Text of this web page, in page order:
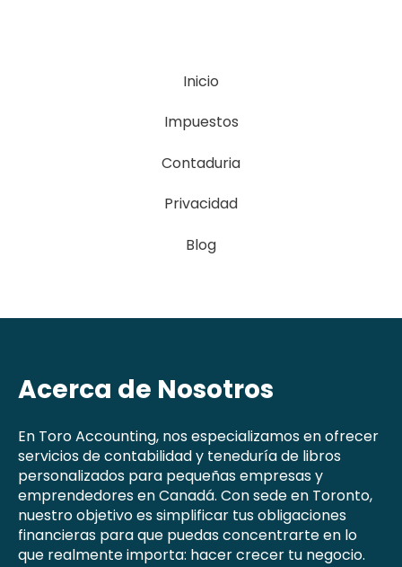
Inicio
Impuestos
Contaduria
Privacidad
Blog
Acerca de Nosotros
En Toro Accounting, nos especializamos en ofrecer
servicios de contabilidad y teneduría de libros
personalizados para pequeñas empresas y
emprendedores en Canadá. Con sede en Toronto,
nuestro objetivo es simplificar tus obligaciones
financieras para que puedas concentrarte en lo
que realmente importa: hacer crecer tu negocio.